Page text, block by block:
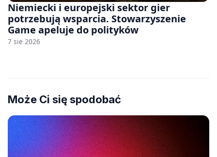
Niemiecki i europejski sektor gier
potrzebują wsparcia. Stowarzyszenie
Game apeluje do polityków
7 sie 2026
Może Ci się spodobać